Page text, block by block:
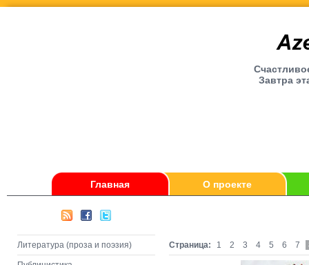
Завтра
Главная О проекте
Литература (проза и поэзия) Страница: 1 2 3 4 5 6 7